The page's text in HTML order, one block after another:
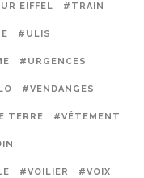
EIFFEL #TRAIN
#ULIS
#URGENCES
#VENDANGES
TERRE #VÊTEMENT
#VOILIER #VOIX